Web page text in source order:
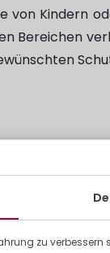
von Kindern
Bereichen
und
zu